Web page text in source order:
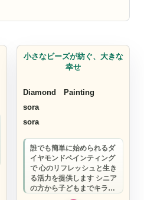
小さなビーズが紡ぐ、大きな
幸せ
Diamond Painting
sora
sora
誰でも簡単に始められるダ
イヤモンドペインティング
で 心のリフレッシュと生き
る活力を提供します シニア
の方から子どもまでキラキ
ラ輝く時間をご一緒に